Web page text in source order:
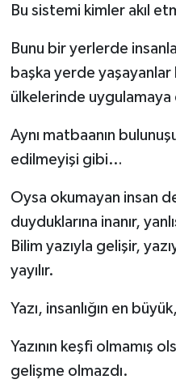
Bu sistemi kimler akıl
Bunu bir yerlerde
başka yerde yaşayanlar
ülkelerinde
Aynı matbaanın
edilmeyişi gibi…
Oysa okumayan insan
duyduklarına inanır,
Bilim yazıyla gelişir,
yayılır.
Yazı, insanlığın en
Yazının keşfi olmamış
gelişme olmazdı.
Hanönü Haberleri
İhsangazi Haberleri
İnebolu Haberleri
Küre Haberleri
Pınarbaşı Haberleri
Şenpazar Haberleri
Seydiler Haberleri
Taşköprü Haberleri